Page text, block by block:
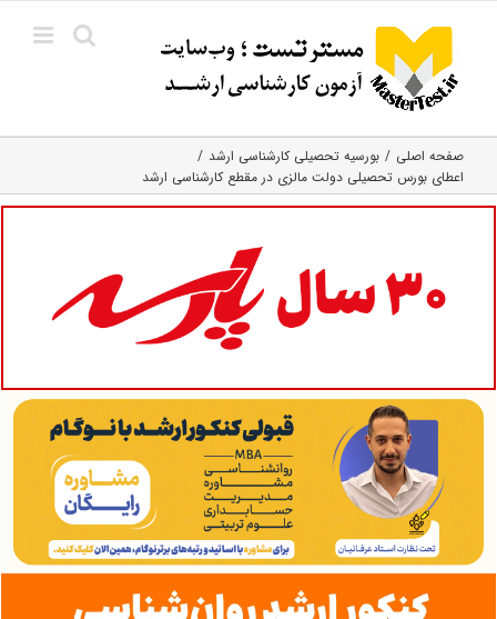
content
صفحه اصلی
بورسیه تحصیلی کارشناسی ارشد
اعطای بورس تحصیلی دولت مالزی در مقطع کارشناسی ارشد